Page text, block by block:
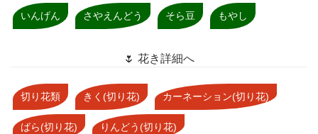
いんげん さやえんどう そら豆 もやし
🌷 花き詳細へ
切り花類 きく(切り花) カーネーション(切り花)
ばら(切り花) りんどう(切り花)